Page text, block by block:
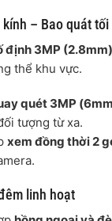
– Bao quát tối
định 3MP (2.8mm)
thể khu vực.
quét 3MP
tượng từ xa.
xem đồng thời 2
linh hoạt